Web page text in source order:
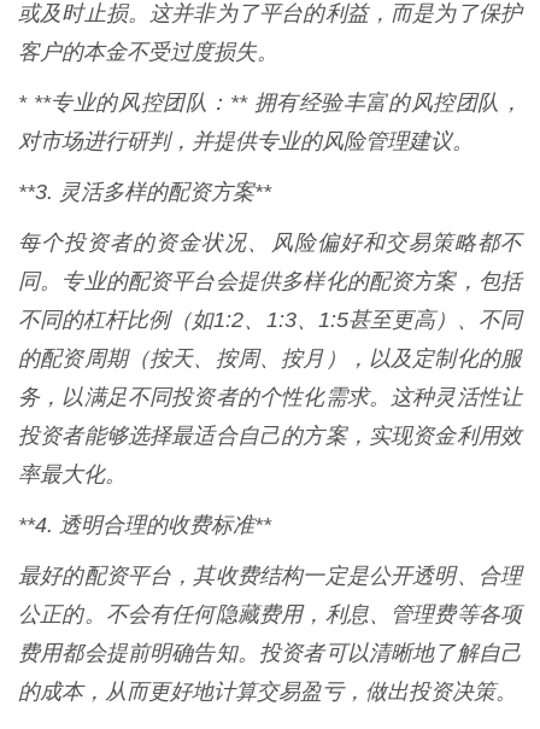
或及时止损。这并非为了平台的利益，而是为了保护
客户的本金不受过度损失。
* **专业的风控团队：** 拥有经验丰富的风控团队，
对市场进行研判，并提供专业的风险管理建议。
**3. 灵活多样的配资方案**
每个投资者的资金状况、风险偏好和交易策略都不
同。专业的配资平台会提供多样化的配资方案，包括
不同的杠杆比例（如1:2、1:3、1:5甚至更高）、不同
的配资周期（按天、按周、按月），以及定制化的服
务，以满足不同投资者的个性化需求。这种灵活性让
投资者能够选择最适合自己的方案，实现资金利用效
率最大化。
**4. 透明合理的收费标准**
最好的配资平台，其收费结构一定是公开透明、合理
公正的。不会有任何隐藏费用，利息、管理费等各项
费用都会提前明确告知。投资者可以清晰地了解自己
的成本，从而更好地计算交易盈亏，做出投资决策。